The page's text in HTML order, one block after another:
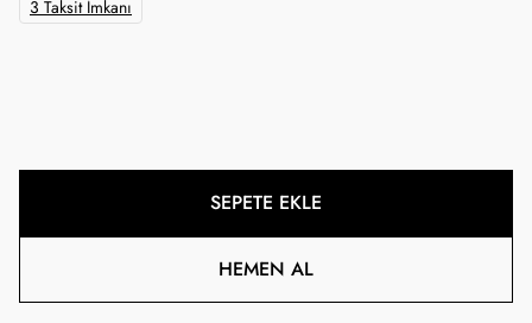
3 Taksit İmkanı
SEPETE EKLE
HEMEN AL